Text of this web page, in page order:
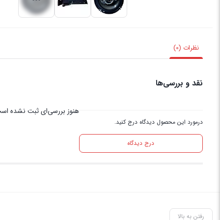
نظرات (0)
نقد و بررسی‌ها
درمورد این محصول دیدگاه درج کنید.
درج دیدگاه
هنوز بررسی‌ای ثبت نشده
رفتن به بالا